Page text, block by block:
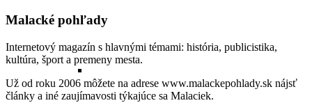
Malacké pohľady
Internetový magazín s hlavnými témami: história, publicistika,
kultúra, šport a premeny mesta.
Už od roku 2006 môžete na adrese www.malackepohlady.sk nájsť
články a iné zaujímavosti týkajúce sa Malaciek.